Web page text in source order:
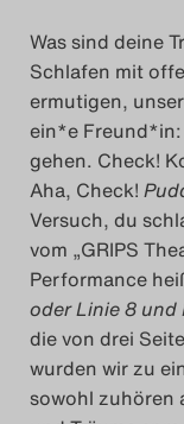
Das
Was sind deine
Schlafen mit
ermutigen,
ein*e Freund*in:
gehen. Check!
Aha, Check!
Versuch, du
vom „GRIPS
Performance
oder Linie 8
die von drei
wurden wir zu
sowohl zuhören